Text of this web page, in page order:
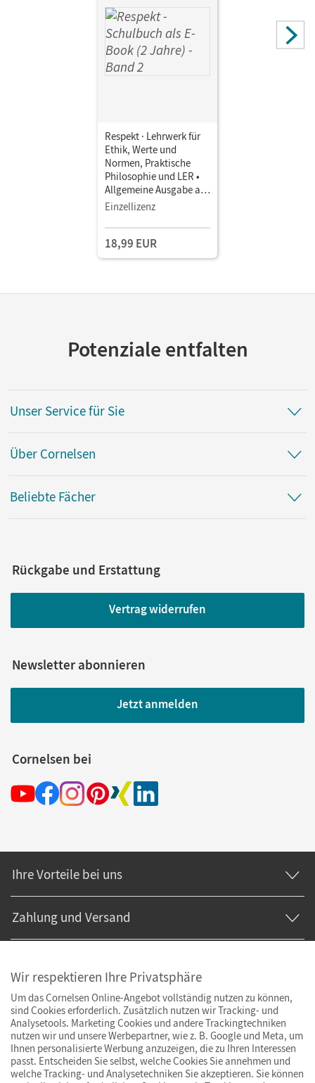
Annette; Lenz, Petra; Smirr, Maik; Grill, Adele
Respekt · Lehrwerk für
Ethik, Werte und
Normen, Praktische
Philosophie und LER •
Allgemeine Ausgabe ab
2024 · Band 2 •
Jahre) Mit Medien
Einzellizenz
18,99 EUR
Potenziale entfalten
Unser Service für Sie
Über Cornelsen
Beliebte Fächer
Rückgabe und Erstattung
Vertrag widerrufen
Newsletter abonnieren
Jetzt anmelden
Cornelsen bei
Ihre Vorteile bei uns
Zahlung und Versand
Wir respektieren Ihre Privatsphäre
Um das Cornelsen Online-Angebot vollständig nutzen zu können,
sind Cookies erforderlich. Zusätzlich nutzen wir Tracking- und
Analysetools. Marketing Cookies und andere Trackingtechniken
nutzen wir und unsere Werbepartner, wie z. B. Google und Meta, um
Ihnen personalisierte Werbung anzuzeigen, die zu Ihren Interessen
passt. Entscheiden Sie selbst, welche Cookies Sie annehmen und
welche Tracking- und Analysetechniken Sie akzeptieren. Sie können